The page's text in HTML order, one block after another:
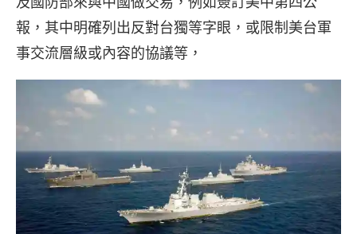
報，其中明確列出反對台獨等字眼，或限制美台軍
事交流層級或內容的協議等，